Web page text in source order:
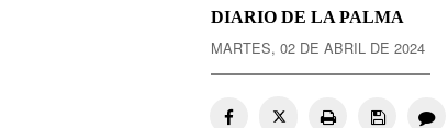
DIARIO DE LA PALMA
MARTES, 02 DE ABRIL DE 2024